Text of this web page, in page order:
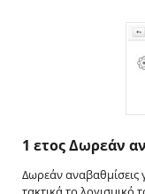
1 ετος Δωρεάν
Δωρεάν αναβαθμίσεις